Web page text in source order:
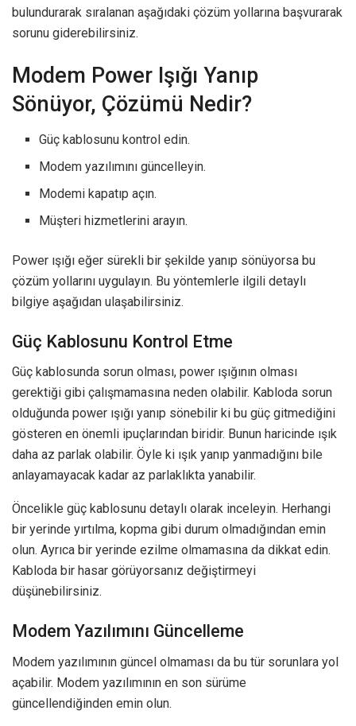
bulundurarak sıralanan aşağıdaki çözüm yollarına başvurarak
sorunu giderebilirsiniz.
Modem Power Işığı Yanıp
Sönüyor, Çözümü Nedir?
Güç kablosunu kontrol edin.
Modem yazılımını güncelleyin.
Modemi kapatıp açın.
Müşteri hizmetlerini arayın.
Power ışığı eğer sürekli bir şekilde yanıp sönüyorsa bu
çözüm yollarını uygulayın. Bu yöntemlerle ilgili detaylı
bilgiye aşağıdan ulaşabilirsiniz.
Güç Kablosunu Kontrol Etme
Güç kablosunda sorun olması, power ışığının olması
gerektiği gibi çalışmamasına neden olabilir. Kabloda sorun
olduğunda power ışığı yanıp sönebilir ki bu güç gitmediğini
gösteren en önemli ipuçlarından biridir. Bunun haricinde ışık
daha az parlak olabilir. Öyle ki ışık yanıp yanmadığını bile
anlayamayacak kadar az parlaklıkta yanabilir.
Öncelikle güç kablosunu detaylı olarak inceleyin. Herhangi
bir yerinde yırtılma, kopma gibi durum olmadığından emin
olun. Ayrıca bir yerinde ezilme olmamasına da dikkat edin.
Kabloda bir hasar görüyorsanız değiştirmeyi
düşünebilirsiniz.
Modem Yazılımını Güncelleme
Modem yazılımının güncel olmaması da bu tür sorunlara yol
açabilir. Modem yazılımının en son sürüme
güncellendiğinden emin olun.